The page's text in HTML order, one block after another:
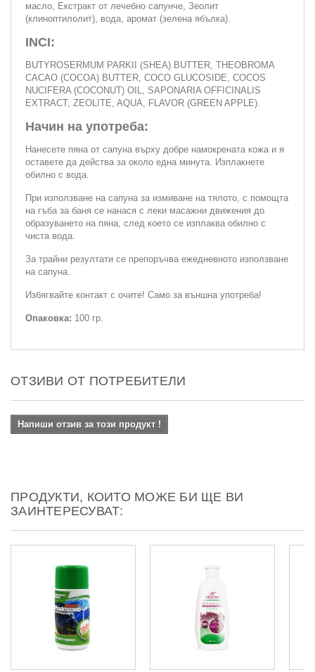
масло, Екстракт от лечебно сапунче, Зеолит
(клиноптилолит), вода, аромат (зелена ябълка).
INCI:
BUTYROSERMUM PARKII (SHEA) BUTTER, THEOBROMA
CACAO (COCOA) BUTTER, COCO GLUCOSIDE, COCOS
NUCIFERA (COCONUT) OIL, SAPONARIA OFFICINALIS
EXTRACT, ZEOLITE, AQUA, FLAVOR (GREEN APPLE).
Начин на употреба:
Нанесете пяна от сапуна върху добре намокрената кожа и я
оставете да действа за около една минута. Изплакнете
обилно с вода.
При използване на сапуна за измиване на тялото, с помощта
на гъба за баня се нанася с леки масажни движения до
образуването на пяна, след което се изплаква обилно с
чиста вода.
За трайни резултати се препоръчва ежедневното използване
на сапуна.
Избягвайте контакт с очите! Само за външна употреба!
Опаковка: 100 гр.
ОТЗИВИ ОТ ПОТРЕБИТЕЛИ
Напиши отзив за този продукт !
ПРОДУКТИ, КОИТО МОЖЕ БИ ЩЕ ВИ
ЗАИНТЕРЕСУВАТ: